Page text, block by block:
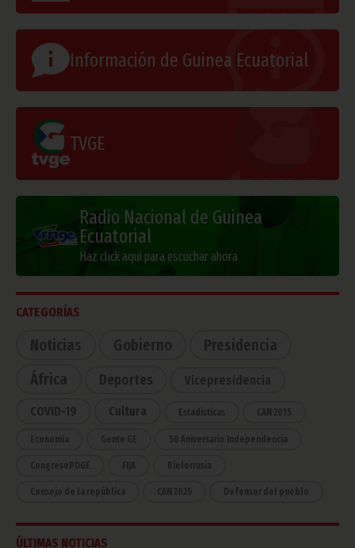
Información de Guinea Ecuatorial
TVGE
Radio Nacional de Guinea
Ecuatorial
Haz click aquí para escuchar ahora
CATEGORÍAS
Noticias Gobierno
Presidencia
África
Deportes Vicepresidencia
COVID-19 Cultura Estadísticas CAN 2015
Economía Gente GE 50 Aniversario Independencia
CongresoPDGE FIJA Bielorrusia
Consejo de la república CAN 2025 Defensor del pueblo
ÚLTIMAS NOTICIAS